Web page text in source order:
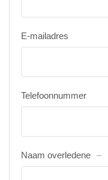
E-mailadres
Telefoonnummer
Naam overledene